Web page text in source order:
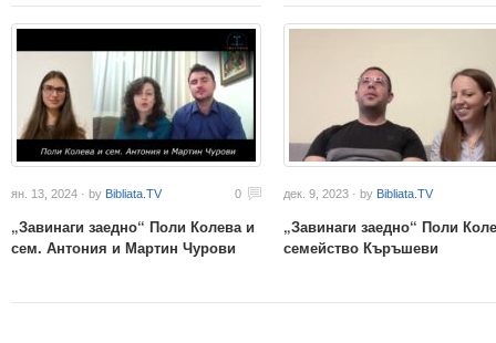
ян. 13, 2024 · by Bibliata.TV 0
„Завинаги заедно“ Поли Колева и
сем. Антония и Мартин Чурови
дек. 9, 2023 · by Bibliata.TV
„Завинаги заедно“ Поли
семейство Къръшеви